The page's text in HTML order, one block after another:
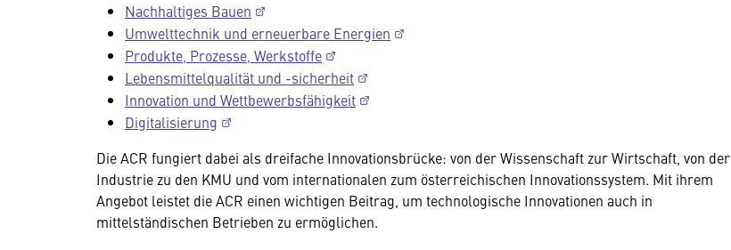
Nachhaltiges Bauen
Umwelttechnik und erneuerbare Energien
Produkte, Prozesse, Werkstoffe
Lebensmittelqualität und -sicherheit
Innovation und Wettbewerbsfähigkeit
Digitalisierung
Die ACR fungiert dabei als dreifache Innovationsbrücke: von der Wissenschaft zur Wirtschaft, von der
Industrie zu den KMU und vom internationalen zum österreichischen Innovationssystem. Mit ihrem
Angebot leistet die ACR einen wichtigen Beitrag, um technologische Innovationen auch in
mittelständischen Betrieben zu ermöglichen.